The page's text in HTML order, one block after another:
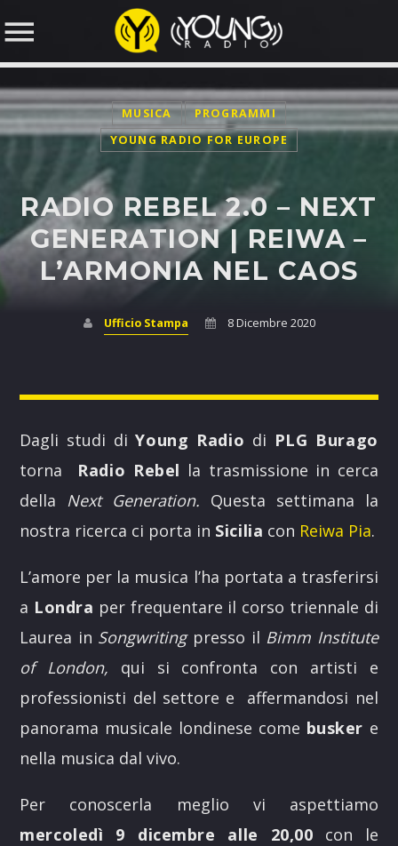
SEARCH IN THE WEBSITE:
NOW ON AIR
Il nuovo format radiofonico di Young Radio
notizie e approfondimenti con un focus particolare sul
sociale, i giovani e ai cambiamenti che avvengono nel
territorio e nel mondo.
Discover More
UPCOMING SHOWS
MUSICA
PROGRAMMI
YOUNG RADIO FOR EUROPE
RADIO REBEL 2.0 – NEXT
GENERATION | REIWA –
L’ARMONIA NEL CAOS
Ufficio Stampa 8 Dicembre 2020
Dagli studi diYoung Radio di PLG Burago
torna Radio Rebel la trasmissione in cerca
della Next Generation. Questa settimana la
nostra ricerca ci porta in Sicilia con Reiwa Pia.
L’amore per la musica l’ha portata a trasferirsi
a Londra per frequentare il corso triennale di
Laurea in Songwritingpresso il Bimm Institute
of London, qui si confronta con artisti e
professionisti del settore e affermandosi nel
panorama musicale londinese come busker e
nella musica dal vivo.
Per conoscerla meglio vi aspettiamo
mercoledì 9 dicembre alle 20,00 con le